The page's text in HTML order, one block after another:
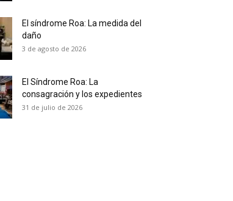
todas las
en tu correo
all the news
your email.
El síndrome Roa: La medida del
daño
3 de agosto de 2026
El Síndrome Roa: La
consagración y los expedientes
31 de julio de 2026